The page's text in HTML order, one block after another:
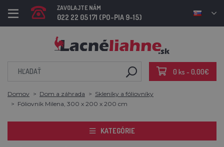
ZAVOLAJTE NÁM
022 22 05 171 (PO-PIA 9-15)
0 ks - 0,00€
Domov Dom a záhrada
Skleníky a fóliovníky
Fóliovník Milena, 300 x 200 x 200 cm
KATEGÓRIE